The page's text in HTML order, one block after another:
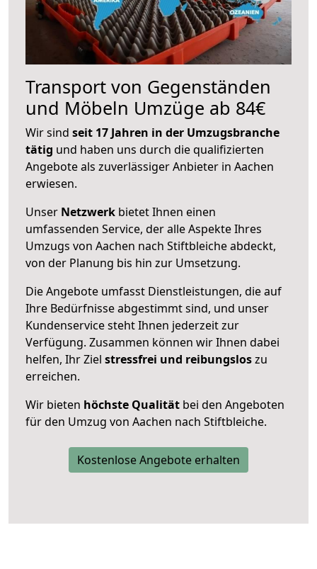
Transport von Gegenständen
und Möbeln Umzüge ab 84€
Wir sind seit 17 Jahren in der Umzugsbranche
tätig und haben uns durch die qualifizierten
Angebote als zuverlässiger Anbieter in Aachen
erwiesen.
Unser Netzwerk bietet Ihnen einen
umfassenden Service, der alle Aspekte Ihres
Umzugs von Aachen nach Stiftbleiche abdeckt,
von der Planung bis hin zur Umsetzung.
Die Angebote umfasst Dienstleistungen, die auf
Ihre Bedürfnisse abgestimmt sind, und unser
Kundenservice steht Ihnen jederzeit zur
Verfügung. Zusammen können wir Ihnen dabei
helfen, Ihr Ziel stressfrei und reibungsloszu
erreichen.
Wir bieten höchste Qualität bei den Angeboten
für den Umzug von Aachen nach Stiftbleiche.
Kostenlose Angebote erhalten